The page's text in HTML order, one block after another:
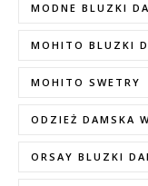
MODNE BLUZKI
MOHITO BLUZKI
MOHITO SWETRY
ODZIEŻ DAMSKA
ORSAY BLUZKI